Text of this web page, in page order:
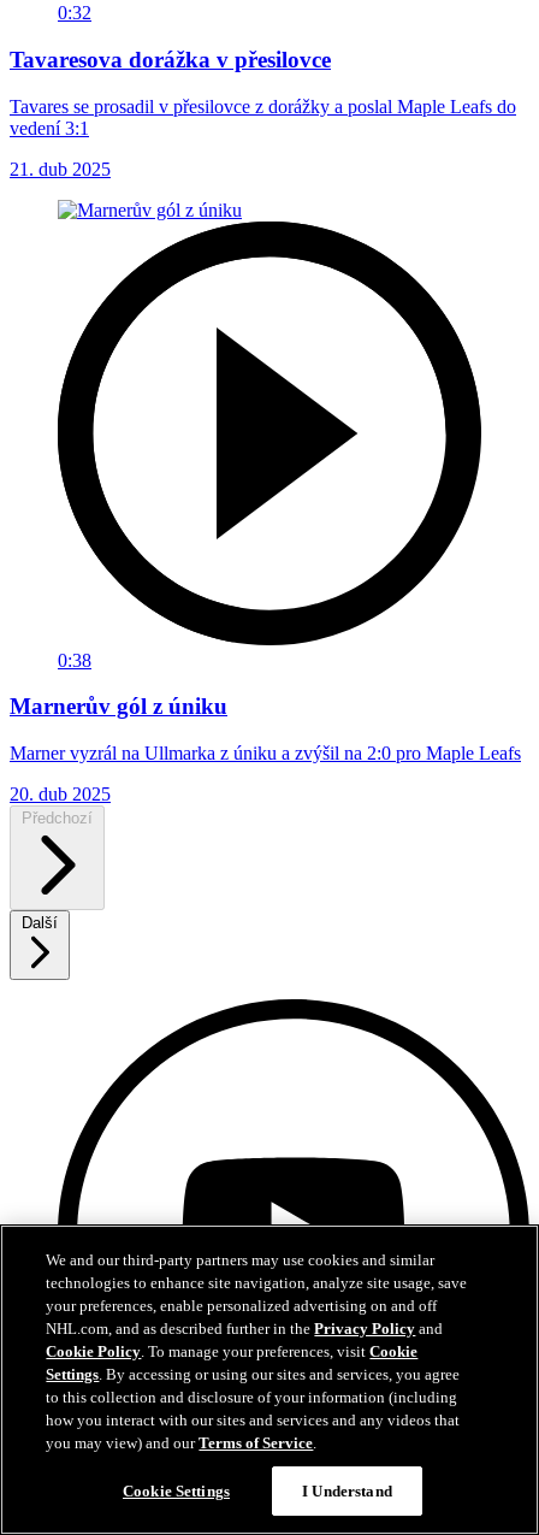
0:32
Tavaresova dorážka v přesilovce
Tavares se prosadil v přesilovce z dorážky a poslal Maple Leafs do
vedení 3:1
21. dub 2025
0:38
Marnerův gól z úniku
Marner vyzrál na Ullmarka z úniku a zvýšil na 2:0 pro Maple Leafs
20. dub 2025
Předchozí
Další
YouTube
We and our third-party partners may use cookies and similar
technologies to enhance site navigation, analyze site usage, save
your preferences, enable personalized advertising on and off
NHL.com, and as described further in thePrivacy Policy and
Cookie Policy. To manage your preferences, visitCookie
Settings. By accessing or using our sites and services, you agree
to this collection and disclosure of your information (including
how you interact with our sites and services and any videos that
you may view) and ourTerms of Service.
Cookie Settings I Understand